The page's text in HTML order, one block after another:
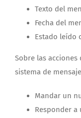
Texto del
Fecha del
Estado leído
Sobre las
sistema de
Mandar un
Responder a